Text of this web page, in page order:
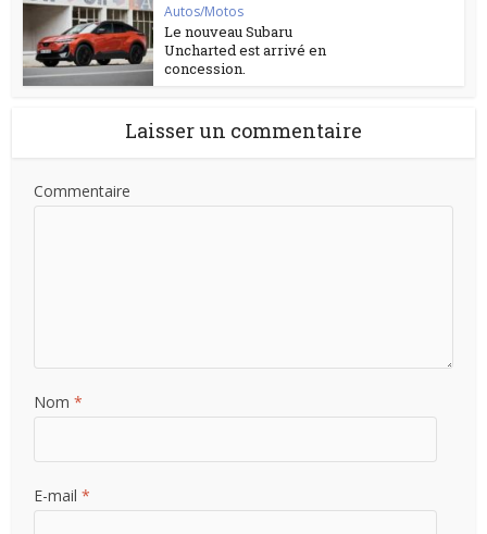
Autos/Motos
Le nouveau Subaru
Uncharted est arrivé en
concession.
Laisser un commentaire
Commentaire
Nom*
E-mail*